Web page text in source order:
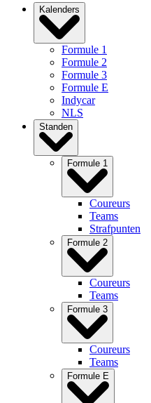
Kalenders
Formule 1
Formule 2
Formule 3
Formule E
Indycar
NLS
Standen
Formule 1
Coureurs
Teams
Strafpunten
Formule 2
Coureurs
Teams
Formule 3
Coureurs
Teams
Formule E